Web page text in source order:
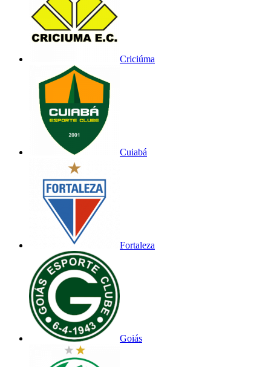
Criciúma
Cuiabá
Fortaleza
Goiás